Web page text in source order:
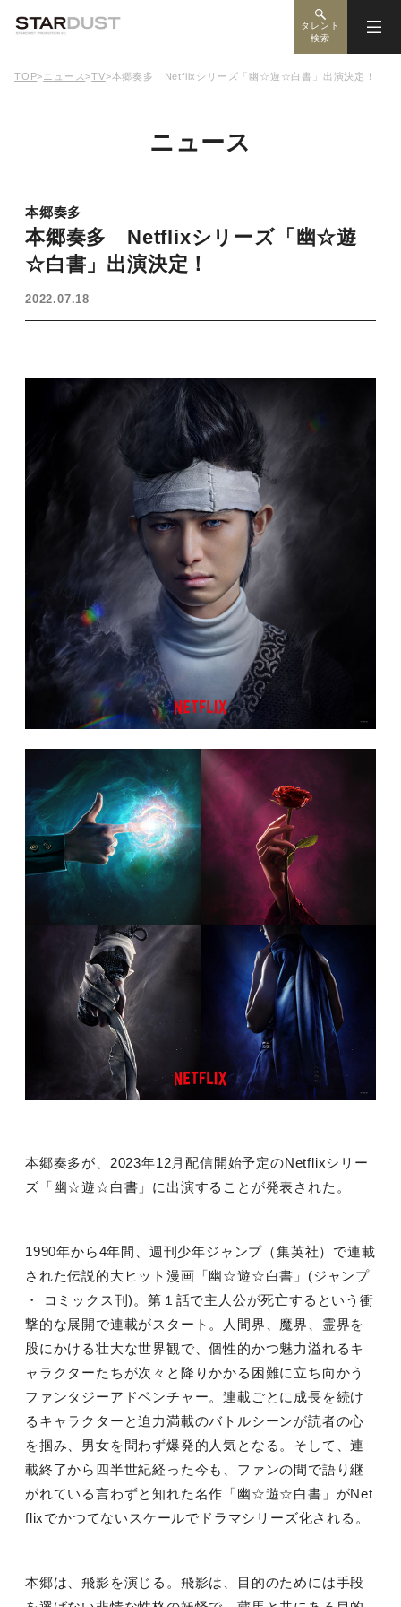
タレント
検索
TOP> ニュース>TV>本郷奏多 Netflixシリーズ「幽☆遊☆白書」出演決定！
ニュース
本郷奏多
本郷奏多 Netflixシリーズ「幽☆遊
☆白書」出演決定！
2022.07.18
本郷奏多が、 2023年12月配信開始予定のNetflixシリー
ズ「幽☆遊☆白書」に出演することが発表された。
1990年から4年間、週刊少年ジャンプ（集英社）で連載
された伝説的大ヒット漫画「幽☆遊☆白書」 (ジャンプ
・ コミックス刊) 。第１話で主人公が死亡するという衝
撃的な展開で連載がスタート。人間界、魔界、霊界を
股にかける壮大な世界観で、個性的かつ魅力溢れるキ
ャラクターたちが次々と降りかかる困難に立ち向かう
ファンタジーアドベンチャー。連載ごとに成長を続け
るキャラクターと迫力満載のバトルシーンが読者の心
を掴み、男女を問わず爆発的人気となる。そして、連
載終了から四半世紀経った今も、ファンの間で語り継
がれている言わずと知れた名作「幽☆遊☆白書」がNet
flixでかつてないスケールでドラマシリーズ化される。
本郷は、飛影を演じる。飛影は、目的のためには手段